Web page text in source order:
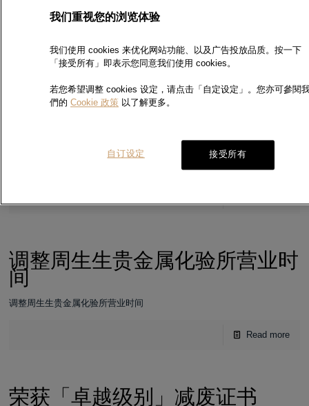
红磡分行恢复营业
红磡分行已于5月4日恢复营业
调整周生生贵金属化验所营业时
间
调整周生生贵金属化验所营业时间
Read more
荣获「卓越级别」减废证书
我们重视您的浏览体验
我们使用 cookies 来优化网站功能、以及广告投放品质。按一下
「接受所有」即表示您同意我们使用 cookies。
若您希望调整 cookies 设定，请点击「自定设定」。您亦可參閱
們的 Cookie 政策 以了解更多。
接受所有
自订设定